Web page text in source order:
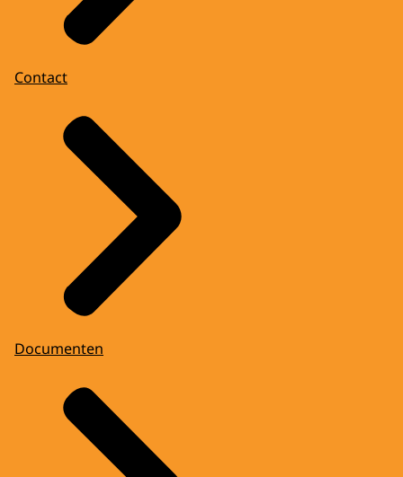
Contact
Documenten